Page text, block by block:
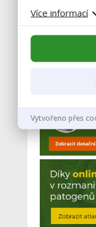
Více informací
Vytvořeno přes